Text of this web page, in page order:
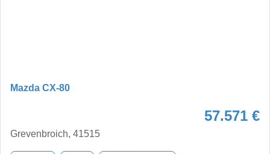
Mazda CX-80
57.571 €
Grevenbroich, 41515